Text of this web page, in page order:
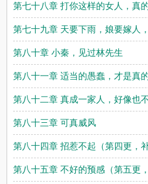
第七十八章 打你这样的女人，真
第七十九章 天要下雨，娘要嫁人
第八十章 小秦，见过林先生
第八十一章 适当的愚蠢，才是真
第八十二章 真成一家人，好像也
第八十三章 可真威风
第八十四章 招惹不起（第四更，补
第八十五章 不好的预感（第五更